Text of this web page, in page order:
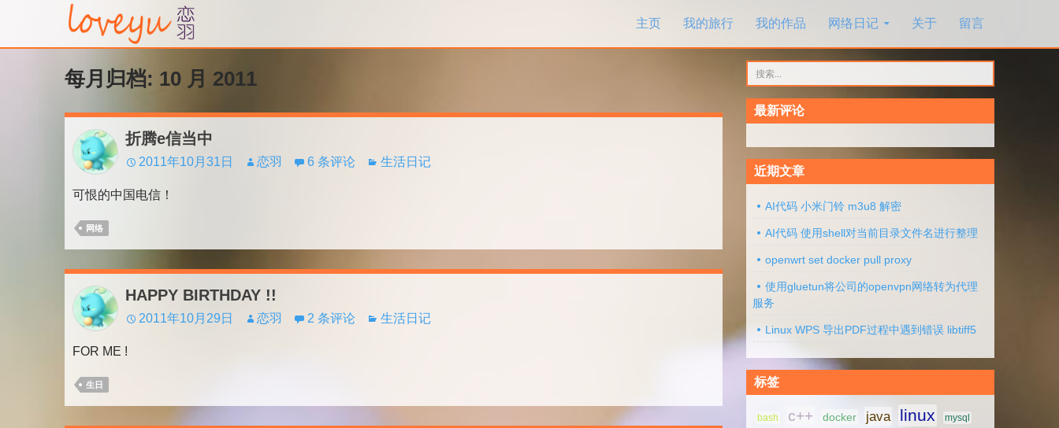
主页
我的旅行 我的作品 网络日记 关于 留言
每月归档: 10 月 2011
折腾e信当中
2011年10月31日 恋羽 6 条评论 生活日记
可恨的中国电信！
网络
HAPPY BIRTHDAY !!
2011年10月29日 恋羽 2 条评论 生活日记
FOR ME !
生日
索：
最新评论
近期文章
AI代码 小米门铃 m3u8 解密
AI代码 使用shell对当前目录文件名进行整理
openwrt set docker pull proxy
使用gluetun将公司的openvpn网络转为代理
服务
Linux WPS 导出PDF过程中遇到错误 libtiff5
标签
bash c++ docker java linux mysql